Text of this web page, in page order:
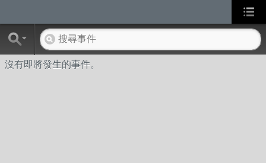
沒有即將發生的事件。